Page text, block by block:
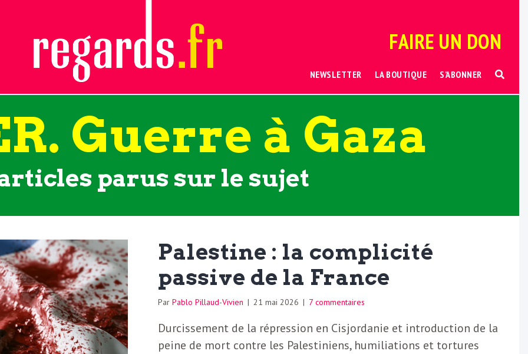
FAIRE UN DON
NEWSLETTER LA BOUTIQUE S’ABONNER
Guerre à Gaza
parus sur le sujet
Palestine : la complicité
passive de la France
ParPablo Pillaud-Vivien | 21 mai 2026 | 7 commentaires
Durcissement de la répression en Cisjordanie et introduction de la
peine de mort contre les Palestiniens, humiliations et tortures